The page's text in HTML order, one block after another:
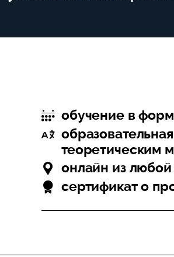
обучение в
теоретическим
онлайн из
сертификат о